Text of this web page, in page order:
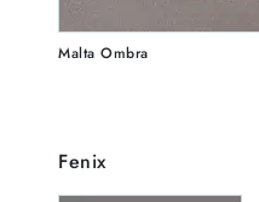
Malta Ombra
Fenix